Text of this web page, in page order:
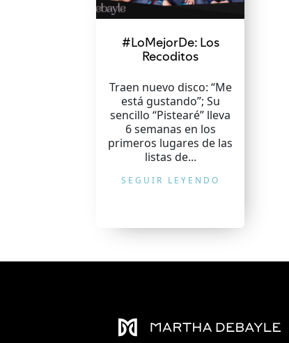
#LoMejorDe: Los
Recoditos
Traen nuevo disco: “Me
está gustando”; Su
sencillo “Pistearé” lleva
6 semanas en los
primeros lugares de las
listas de...
SEGUIR LEYENDO